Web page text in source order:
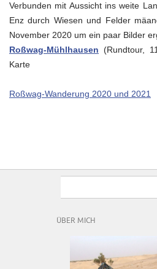
Verbunden mit Aussicht ins weite
Enz durch Wiesen und Felder
November 2020 um ein paar Bilder
Roßwag-Mühlhausen (Rundtour,
Karte
Roßwag-Wanderung 2020 und 2021
ÜBER MICH